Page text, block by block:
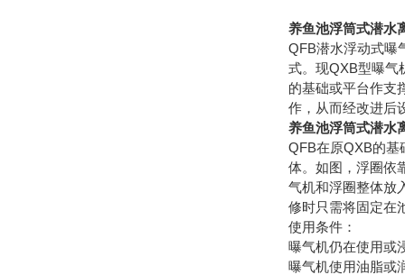
养鱼池浮筒式潜水
QFB潜水浮动式曝
式。现QXB型曝气
的基础或平台作支
作，从而经改进后
养鱼池浮筒式潜水
QFB在原QXB的基
体。如图，浮圈依
气机和浮圈整体放
修时只需将固定在
使用条件：
曝气机仍在使用或
曝气机使用油脂或